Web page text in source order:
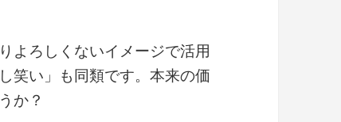
よろしくないイメージで活用
笑い」も同類です。本来の価
か？